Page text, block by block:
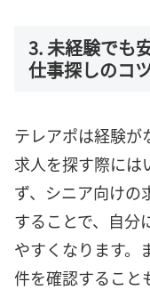
3. 未経験でも
仕事探しのコ
テレアポは経験が
求人を探す際には
ず、シニア向けの
することで、自分
やすくなります。
件を確認すること